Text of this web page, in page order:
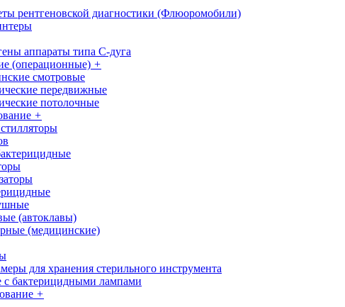
рентгеновской диагностики (Флюоромобили)
аппараты типа С-дуга
(операционные) +
смотровые
передвижные
потолочные
+
(автоклавы)
(медицинские)
для хранения стерильного инструмента
бактерицидными лампами
+